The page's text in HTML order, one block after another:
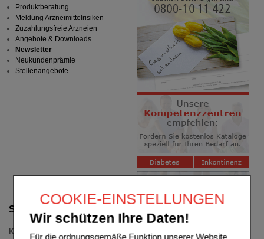
COOKIE-EINSTELLUNGEN
Wir schützen Ihre Daten!
Für die ordnungsgemäße Funktion unserer Website
Suche verfeinern
Kategorien
Produktberatung
Meldung Arzneimittelrisiken
Zuzahlungsfreie Arzneien
Angebote & Downloads
Newsletter
Neukundenprämie
Stellenangebote